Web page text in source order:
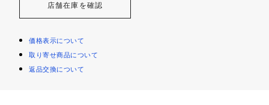
店舗在庫を確認
価格表示について
取り寄せ商品について
返品交換について